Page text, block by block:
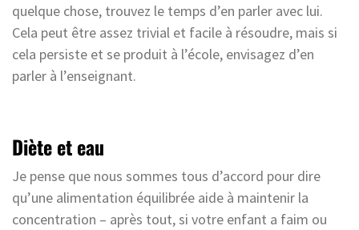
quelque chose, trouvez le temps d’en parler avec lui.
Cela peut être assez trivial et facile à résoudre, mais si
cela persiste et se produit à l’école, envisagez d’en
parler à l’enseignant.
Diète et eau
Je pense que nous sommes tous d’accord pour dire
qu’une alimentation équilibrée aide à maintenir la
concentration – après tout, si votre enfant a faim ou